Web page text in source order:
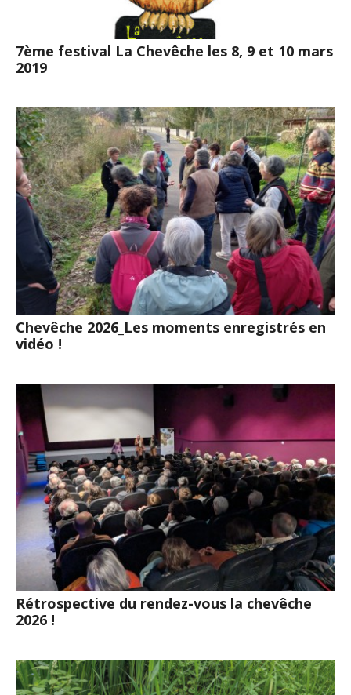
7ème festival La Chevêche les 8, 9 et 10 mars
2019
Chevêche 2026_Les moments enregistrés en
vidéo !
Rétrospective du rendez-vous la chevêche
2026 !